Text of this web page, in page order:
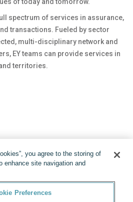
spectrum of services in assurance,
transactions. Fueled by sector
multi-disciplinary network and
EY teams can provide services in
territories.
you agree to the storing of
enhance site navigation and
Preferences